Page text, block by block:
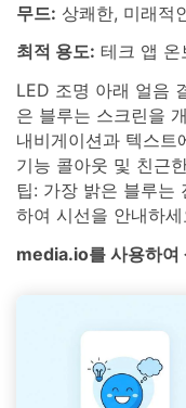
무드: 상쾌한, 미래적
최적 용도: 테크 앱 온
LED 조명 아래 얼음
은 블루는 스크린을
내비게이션과 텍스트
기능 콜아웃 및 친근
팁: 가장 밝은 블루는
하여 시선을 안내하세
media.io를 사용하여